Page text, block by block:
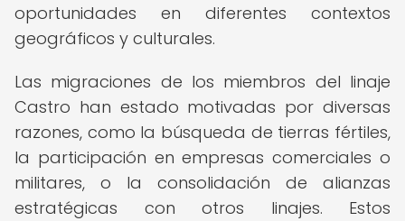
oportunidades en diferentes contextos
geográficos y culturales.
Las migraciones de los miembros del linaje
Castro han estado motivadas por diversas
razones, como la búsqueda de tierras fértiles,
la participación en empresas comerciales o
militares, o la consolidación de alianzas
estratégicas con otros linajes. Estos